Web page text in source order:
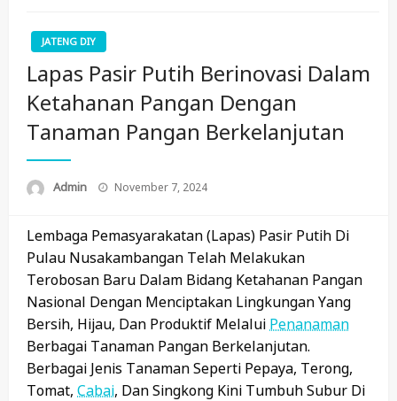
JATENG DIY
Lapas Pasir Putih Berinovasi Dalam
Ketahanan Pangan Dengan
Tanaman Pangan Berkelanjutan
Admin
Posted
November 7, 2024
Lembaga Pemasyarakatan (Lapas) Pasir Putih Di
Pulau Nusakambangan Telah Melakukan
Terobosan Baru Dalam Bidang Ketahanan Pangan
Nasional Dengan Menciptakan Lingkungan Yang
Bersih, Hijau, Dan Produktif Melalui Penanaman
Berbagai Tanaman Pangan Berkelanjutan.
Berbagai Jenis Tanaman Seperti Pepaya, Terong,
Tomat, Cabai, Dan Singkong Kini Tumbuh Subur Di